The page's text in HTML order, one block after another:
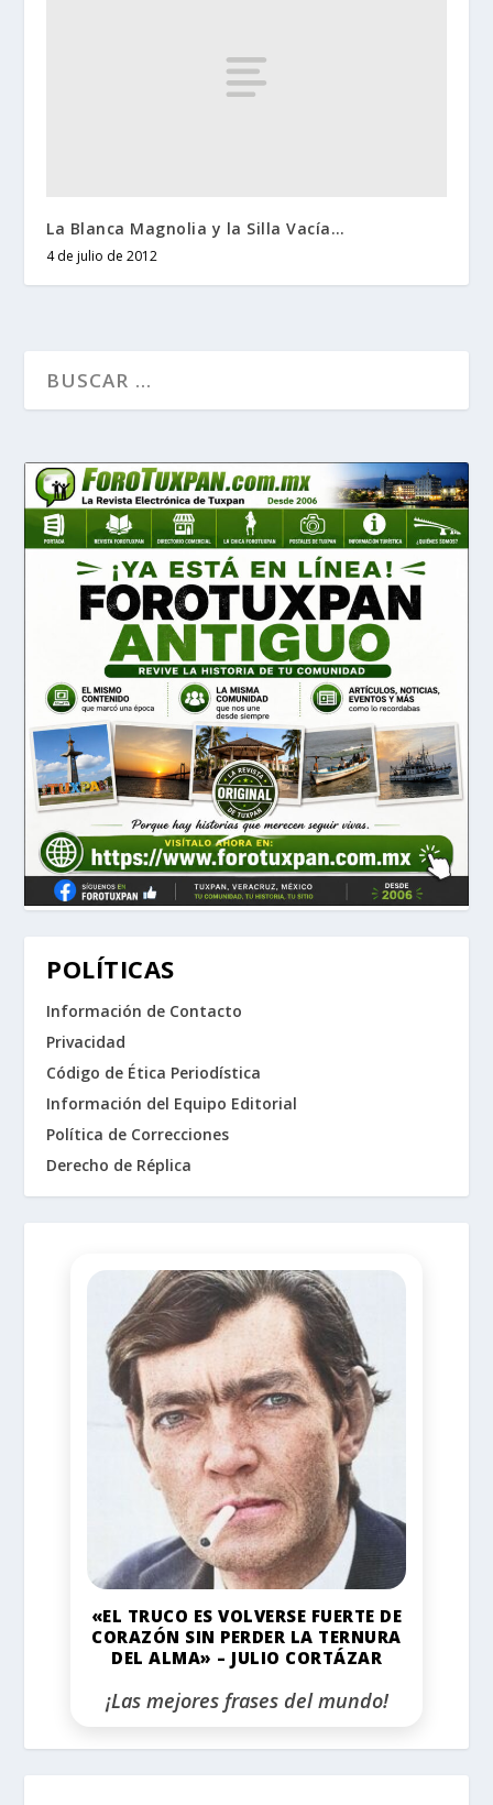
La Blanca Magnolia y la Silla Vacía…
4 de julio de 2012
POLÍTICAS
Información de Contacto
Privacidad
Código de Ética Periodística
Información del Equipo Editorial
Política de Correcciones
Derecho de Réplica
«EL TRUCO ES VOLVERSE FUERTE DE
CORAZÓN SIN PERDER LA TERNURA
DEL ALMA» – JULIO CORTÁZAR
¡Las mejores frases del mundo!